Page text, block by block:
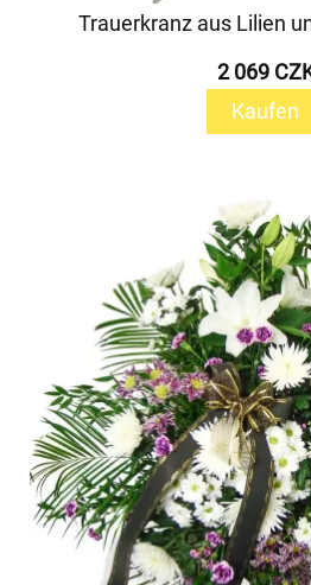
Trauerkranz aus Lilien
2 069
Kaufen